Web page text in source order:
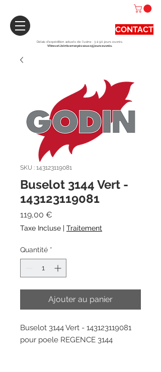
CONTACT
Délais d'expédition actuels de l'usine : 3 à 90 jours ouvrés.
Vitres et Joints envoyés sous 15 jours ouvrés.
SKU : 143123119081
Buselot 3144 Vert -
143123119081
119,00 €
Taxe Incluse | Traitement
Quantité *
Ajouter au panier
Buselot 3144 Vert - 143123119081
pour poele REGENCE 3144